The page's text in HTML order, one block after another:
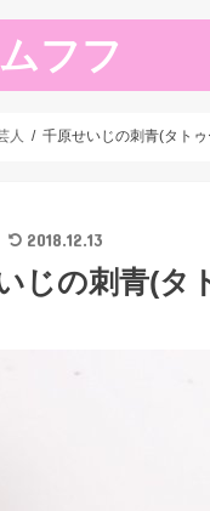
フフ
人 千原せいじの刺青(タト
2018.12.13
じの刺青(タ